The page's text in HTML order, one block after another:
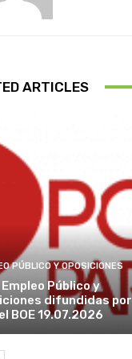
ARTICLES
PÚBLICO Y OPOSICIONES
Empleo Público y
difundidas por
el BOE 19.07.2026